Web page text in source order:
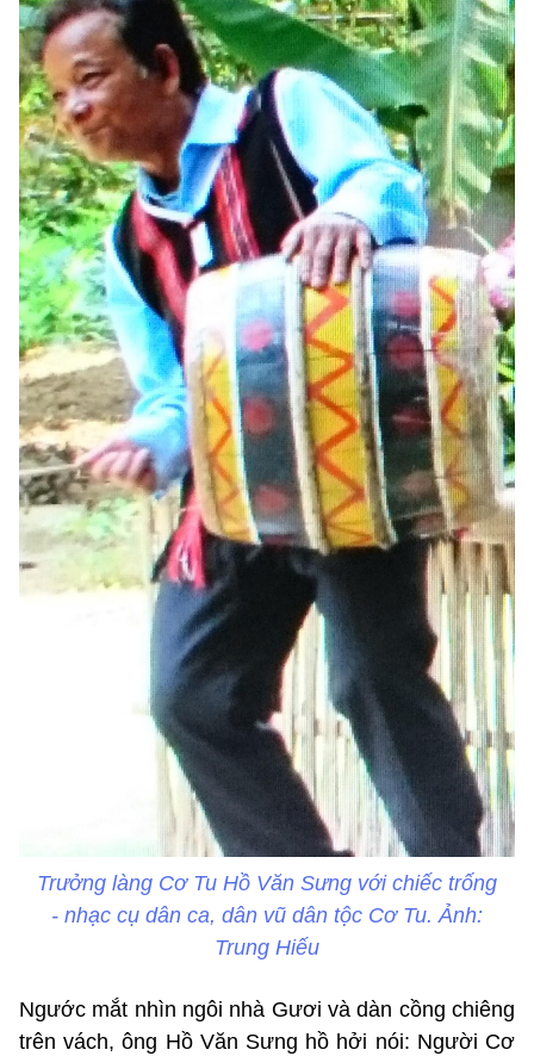
Trưởng làng Cơ Tu Hồ Văn Sưng với chiếc trống
- nhạc cụ dân ca, dân vũ dân tộc Cơ Tu. Ảnh:
Trung Hiếu
Ngước mắt nhìn ngôi nhà Gươi và dàn cồng chiêng
trên vách, ông Hồ Văn Sưng hồ hởi nói: Người Cơ